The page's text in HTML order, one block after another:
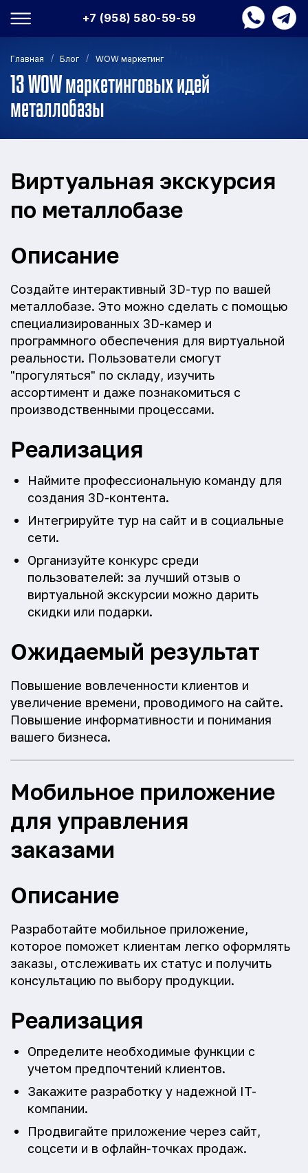
+7 (958) 580-59-59
Главная / Блог / WOW маркетинг
13 WOW маркетинговых идей
металлобазы
Виртуальная экскурсия
по металлобазе
Описание
Создайте интерактивный 3D-тур по вашей
металлобазе. Это можно сделать с помощью
специализированных 3D-камер и
программного обеспечения для виртуальной
реальности. Пользователи смогут
"прогуляться" по складу, изучить
ассортимент и даже познакомиться с
производственными процессами.
Реализация
Наймите профессиональную команду для
создания 3D-контента.
Интегрируйте тур на сайт и в социальные
сети.
Организуйте конкурс среди
пользователей: за лучший отзыв о
виртуальной экскурсии можно дарить
скидки или подарки.
Ожидаемый результат
Повышение вовлеченности клиентов и
увеличение времени, проводимого на сайте.
Повышение информативности и понимания
вашего бизнеса.
Мобильное приложение
для управления
заказами
Описание
Разработайте мобильное приложение,
которое поможет клиентам легко оформлять
заказы, отслеживать их статус и получить
консультацию по выбору продукции.
Реализация
Определите необходимые функции с
учетом предпочтений клиентов.
Закажите разработку у надежной IT-
компании.
Продвигайте приложение через сайт,
соцсети и в офлайн-точках продаж.